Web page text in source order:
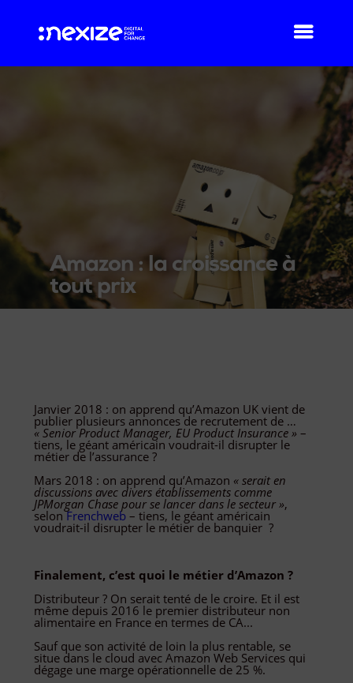
Amazon : la croissance à
tout prix
Janvier 2018 : on apprend qu’Amazon UK vient de
publier plusieurs annonces de recrutement de …
« Senior Product Manager, EU Product Insurance »–
tiens, le géant américain voudrait-il disrupter le
métier de l’assurance ?
Mars 2018 : on apprend qu’Amazon « serait en
discussions avec divers établissements comme
JPMorgan Chase pour se lancer dans le secteur »,
selonFrenchweb – tiens, le géant américain
voudrait-il disrupter le métier de banquier ?
Finalement, c’est quoi le métier d’Amazon ?
Distributeur ? On serait tenté de le croire. Et il est
même depuis 2016 le premier distributeur non
alimentaire en France en termes de CA...
Sauf que son activité de loin la plus rentable, se
situe dans le cloud avec Amazon Web Services qui
dégage une marge opérationnelle de 25 %.